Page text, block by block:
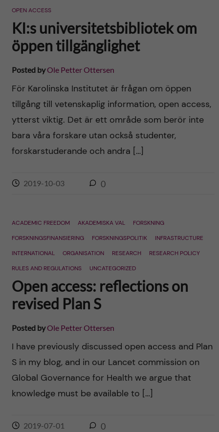
OPEN ACCESS
KI:s universitetsbibliotek om
öppen tillgänglighet
Posted byOle Petter Ottersen
För Karolinska Institutet är frågan om öppen
tillgång till vetenskaplig information, open access,
ytterst viktig. Det är ett område som berör inte
bara våra forskare utan också studenter,
forskarstuderande och andra […]
2019-10-03 0
ACADEMIC FREEDOM AKADEMISKA VAL
FORSKNING
FORSKNINGSFINANSIERING
FORSKNINGSPOLITIK
INFRASTRUCTURE
INTERNATIONAL
ORGANISATION RESEARCH
RESEARCH POLICY
RULES AND REGULATIONS
UNCATEGORIZED
Open access: reflections on
revised Plan S
Posted byOle Petter Ottersen
I have previously discussed open access and Plan
S in my blog, and in our Lancet commission on
Global Governance for Health we argue that
knowledge must be available to […]
2019-07-01 0